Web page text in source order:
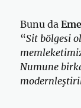
Bunu da
“Sit bölgesi
Numune